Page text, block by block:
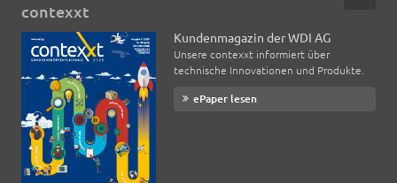
contexxt
Kundenmagazin der WDI AG
Unsere contexxt informiert über
technische Innovationen und Produkte.
ePaper lesen